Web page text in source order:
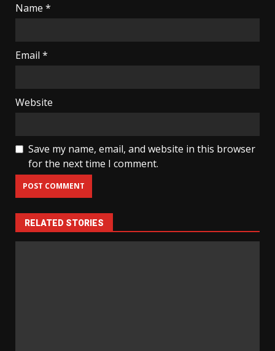
Name *
Email *
Website
Save my name, email, and website in this browser
for the next time I comment.
RELATED STORIES